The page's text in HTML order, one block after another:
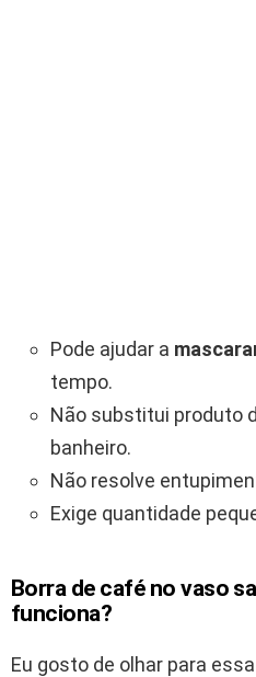
Pode ajudar a
tempo.
Não substitui produto
banheiro.
Não resolve
Exige quantidade
Borra de café no vaso
funciona?
Eu gosto de olhar para